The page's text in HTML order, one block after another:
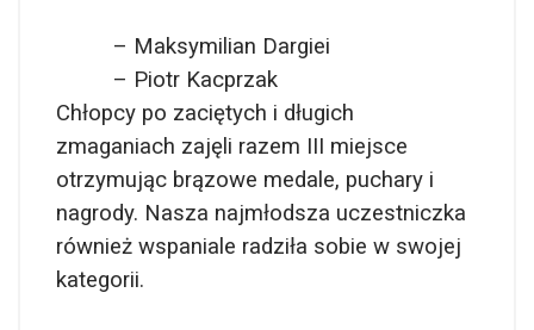
– Maksymilian Dargiei
– Piotr Kacprzak
Chłopcy po zaciętych i długich
zmaganiach zajęli razem III miejsce
otrzymując brązowe medale, puchary i
nagrody. Nasza najmłodsza uczestniczka
również wspaniale radziła sobie w swojej
kategorii.